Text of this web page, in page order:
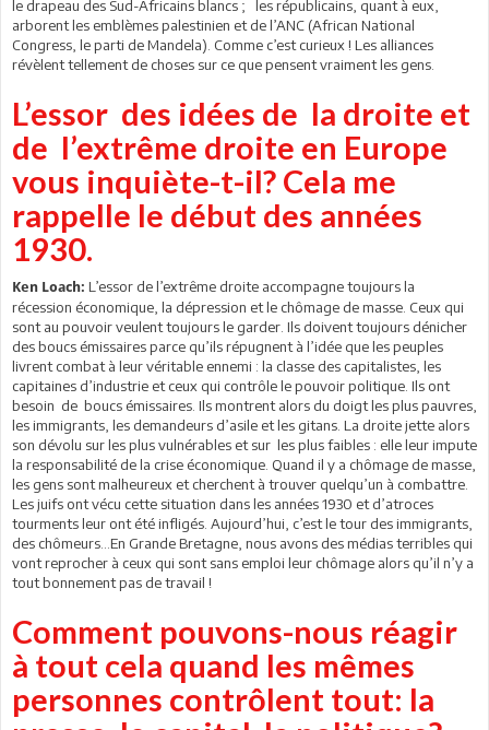
le drapeau des Sud-Africains blancs ; les républicains, quant à eux,
arborent les emblèmes palestinien et de l’ANC (African National
Congress, le parti de Mandela). Comme c’est curieux ! Les alliances
révèlent tellement de choses sur ce que pensent vraiment les gens.
L’essor des idées de la droite et
de l’extrême droite en Europe
vous inquiète-t-il? Cela me
rappelle le début des années
1930.
Ken Loach: L’essor de l’extrême droite accompagne toujours la
récession économique, la dépression et le chômage de masse. Ceux qui
sont au pouvoir veulent toujours le garder. Ils doivent toujours dénicher
des boucs émissaires parce qu’ils répugnent à l’idée que les peuples
livrent combat à leur véritable ennemi : la classe des capitalistes, les
capitaines d’industrie et ceux qui contrôle le pouvoir politique. Ils ont
besoin de boucs émissaires. Ils montrent alors du doigt les plus pauvres,
les immigrants, les demandeurs d’asile et les gitans. La droite jette alors
son dévolu sur les plus vulnérables et sur les plus faibles : elle leur impute
la responsabilité de la crise économique. Quand il y a chômage de masse,
les gens sont malheureux et cherchent à trouver quelqu’un à combattre.
Les juifs ont vécu cette situation dans les années 1930 et d’atroces
tourments leur ont été infligés. Aujourd’hui, c’est le tour des immigrants,
des chômeurs…En Grande Bretagne, nous avons des médias terribles qui
vont reprocher à ceux qui sont sans emploi leur chômage alors qu’il n’y a
tout bonnement pas de travail !
Comment pouvons-nous réagir
à tout cela quand les mêmes
personnes contrôlent tout: la